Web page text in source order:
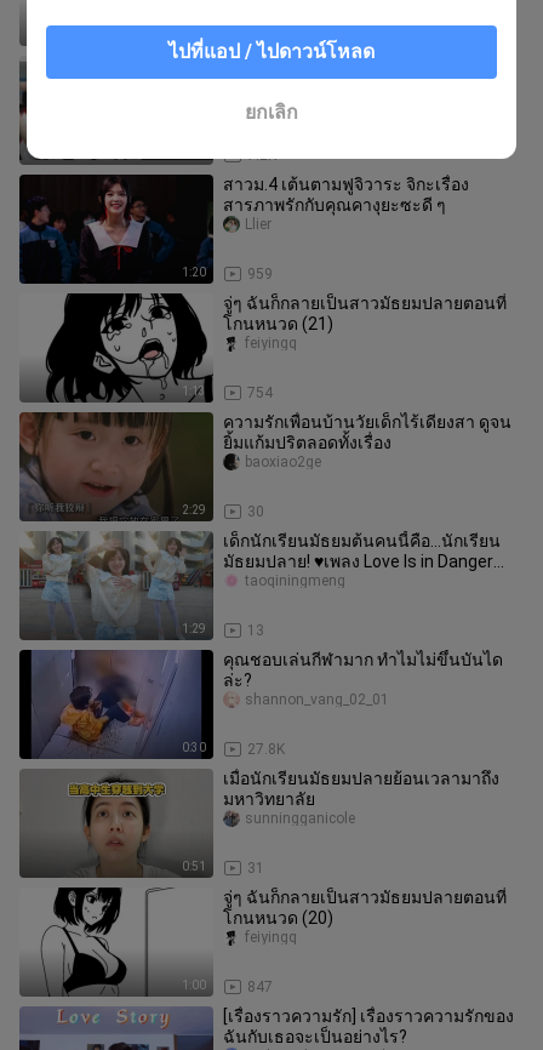
10.7K
โอโนะในโรงเรียนมัธยม
7.2K
1:20
สาวม.4 เต้นตามฟูจิวาระ จิกะเรื่อง
สารภาพรักกับคุณคางุยะซะดี ๆ
959
Llier
1:13
จู่ๆ ฉันก็กลายเป็นสาวมัธยมปลายตอนที่
โกนหนวด (21)
754
feiyingq
2:29
ความรักเพื่อนบ้านวัยเด็กไร้เดียงสา ดูจน
ยิ้มแก้มปริตลอดทั้งเรื่อง
30
baoxiao2ge
1:29
เด็กนักเรียนมัธยมต้นคนนี้คือ...นักเรียน
มัธยมปลาย! ♥เพลง Love Is in Danger
ของ Ju Jingyi
13
taoqiningmeng
0:30
คุณชอบเล่นกีฬามาก ทำไมไม่ขึ้นบันได
ล่ะ?
27.8K
shannon_vang_02_01
0:51
เมื่อนักเรียนมัธยมปลายย้อนเวลามาถึง
มหาวิทยาลัย
31
sunningganicole
1:00
จู่ๆ ฉันก็กลายเป็นสาวมัธยมปลายตอนที่
โกนหนวด (20)
847
feiyingq
[เรื่องราวความรัก] เรื่องราวความรักของ
ฉันกับเธอจะเป็นอย่างไร?
ไปที่แอป / ไปดาวน์โหลด
ยกเลิก